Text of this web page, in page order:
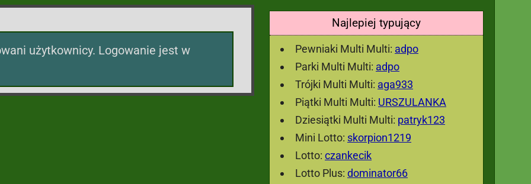
Najlepiej typujący
Pewniaki Multi Multi: adpo
Parki Multi Multi: adpo
Trójki Multi Multi: aga933
Piątki Multi Multi: URSZULANKA
Dziesiątki Multi Multi: patryk123
Mini Lotto: skorpion1219
Lotto: czankecik
Lotto Plus: dominator66
użytkownicy. Logowanie jest w